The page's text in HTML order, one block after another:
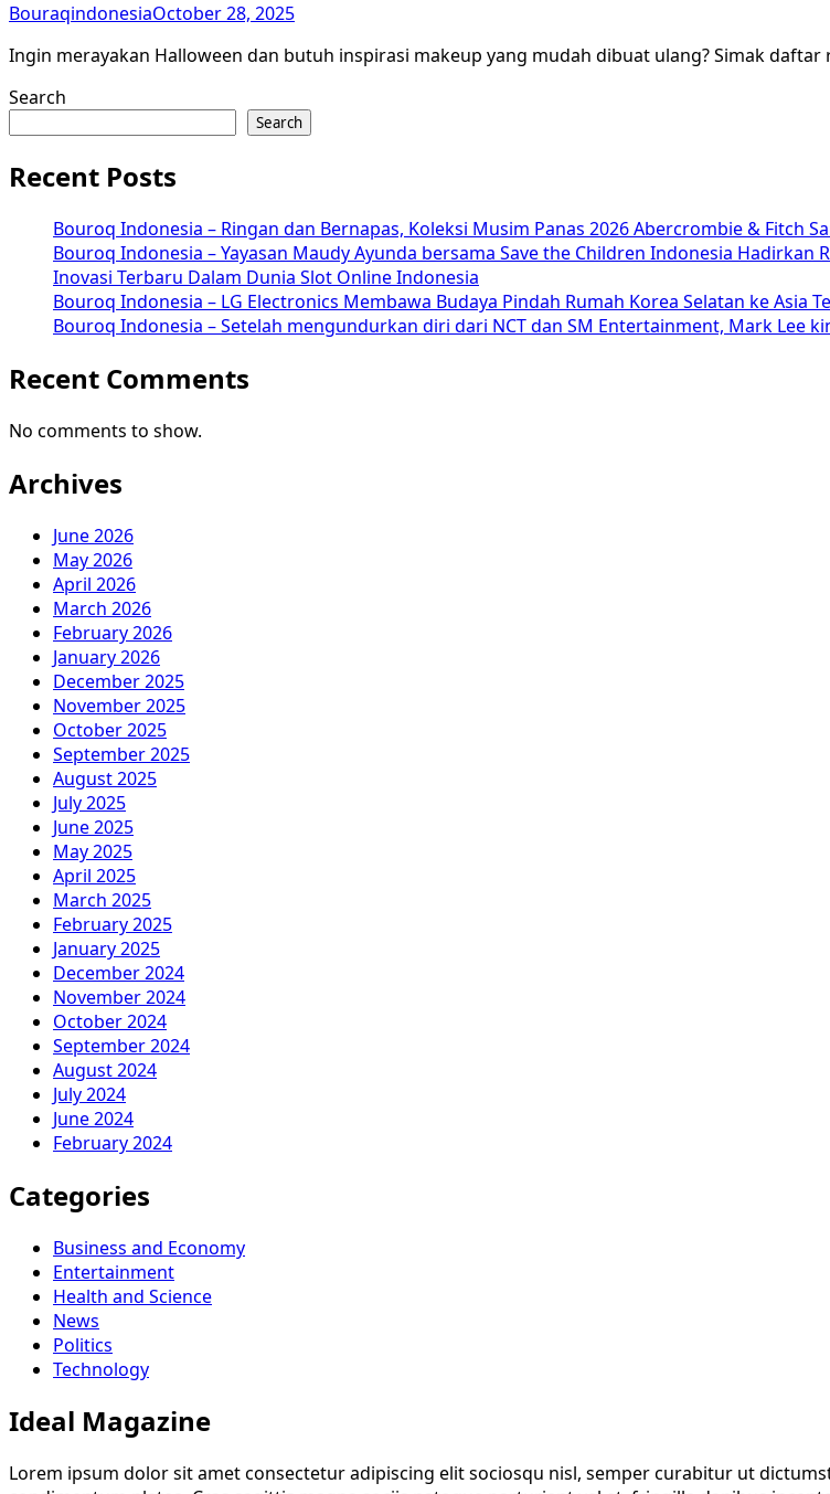
BouraqindonesiaOctober 28, 2025
Ingin merayakan Halloween dan butuh inspirasi makeup yang mudah dibuat ulang? Simak
Search
Search
Recent Posts
Bouroq Indonesia – Ringan dan Bernapas, Koleksi Musim Panas 2026 Abercrombie & Fitch
Bouroq Indonesia – Yayasan Maudy Ayunda bersama Save the Children Indonesia Hadirkan
Inovasi Terbaru Dalam Dunia Slot Online Indonesia
Bouroq Indonesia – LG Electronics Membawa Budaya Pindah Rumah Korea Selatan ke Asia
Bouroq Indonesia – Setelah mengundurkan diri dari NCT dan SM Entertainment, Mark Lee
Recent Comments
No comments to show.
Archives
June 2026
May 2026
April 2026
March 2026
February 2026
January 2026
December 2025
November 2025
October 2025
September 2025
August 2025
July 2025
June 2025
May 2025
April 2025
March 2025
February 2025
January 2025
December 2024
November 2024
October 2024
September 2024
August 2024
July 2024
June 2024
February 2024
Categories
Business and Economy
Entertainment
Health and Science
News
Politics
Technology
Ideal Magazine
Lorem ipsum dolor sit amet consectetur adipiscing elit sociosqu nisl, semper curabitur ut